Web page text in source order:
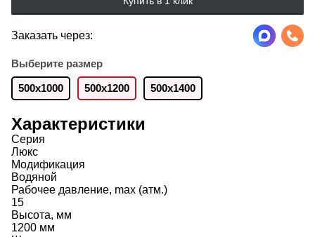
Заказать через:
Выберите размер
500х1000 500х1200 500х1400
Характеристики
Серия
Люкс
Модификация
Водяной
Рабочее давление, max (атм.)
15
Высота, мм
1200 мм